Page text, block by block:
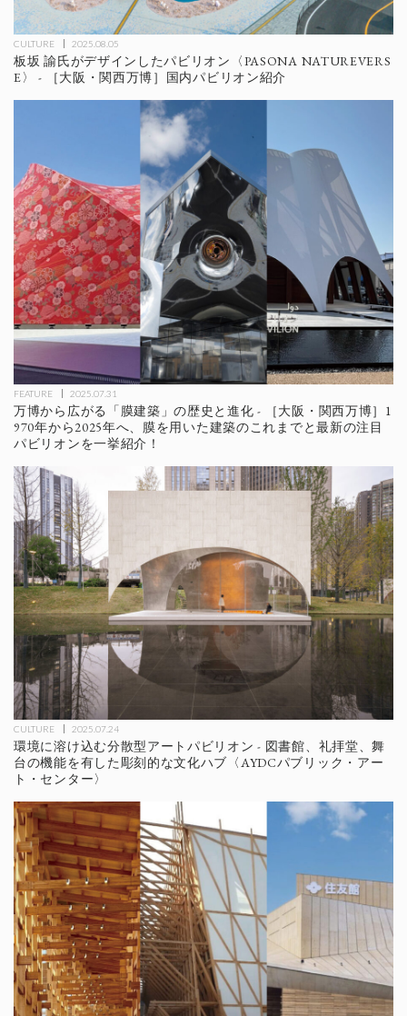
CULTURE 2025.08.05
板坂 諭氏がデザインしたパビリオン〈PASONA NATUREVERS
E〉 - ［大阪・関西万博］国内パビリオン紹介
FEATURE 2025.07.31
万博から広がる「膜建築」の歴史と進化 - ［大阪・関西万博］1
970年から2025年へ、膜を用いた建築のこれまでと最新の注目
パビリオンを一挙紹介！
CULTURE 2025.07.24
環境に溶け込む分散型アートパビリオン - 図書館、礼拝堂、舞
台の機能を有した彫刻的な文化ハブ〈AYDCパブリック・アー
ト・センター〉